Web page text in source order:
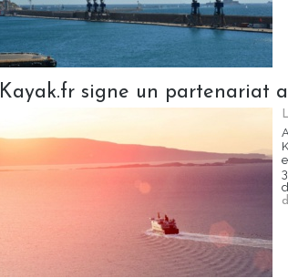
Kayak.fr signe un partenariat